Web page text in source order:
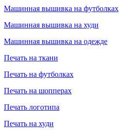
Машинная вышивка на футболках
Машинная вышивка на худи
Машинная вышивка на одежде
Печать на ткани
Печать на футболках
Печать на шопперах
Печать логотипа
Печать на худи